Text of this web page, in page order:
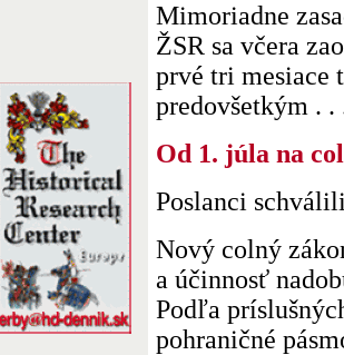
Mimoriadne
ŽSR sa včera
prvé tri mesiace
predovšetkým . .
Od 1. júla na
Poslanci
Nový colný
a účinnosť
Podľa
pohraničné